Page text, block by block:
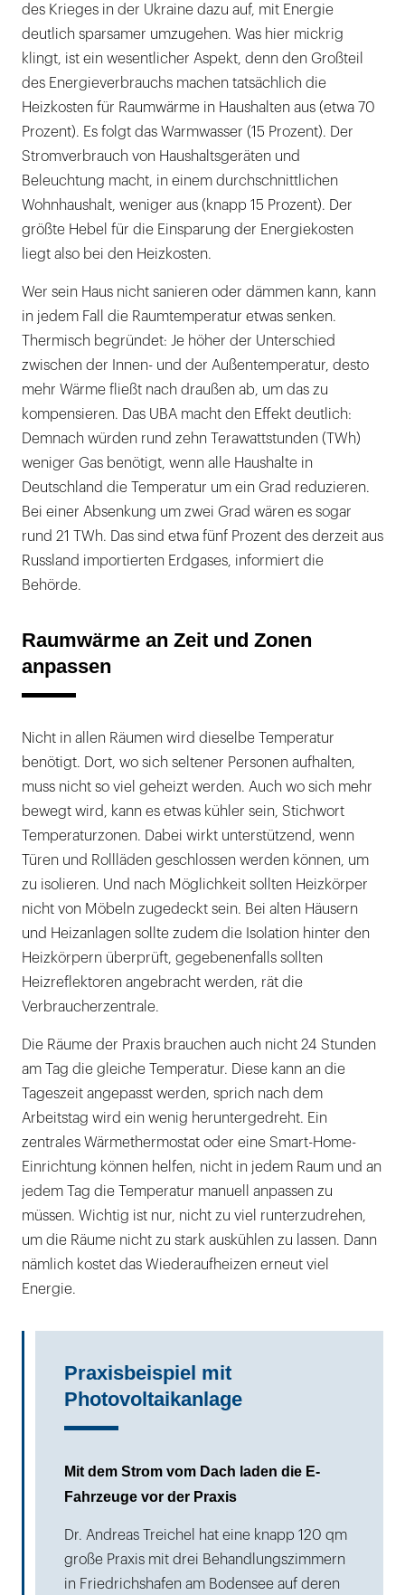
des Krieges in der Ukraine dazu auf, mit Energie
deutlich sparsamer umzugehen. Was hier mickrig
klingt, ist ein wesentlicher Aspekt, denn den Großteil
des Energieverbrauchs machen tatsächlich die
Heizkosten für Raumwärme in Haushalten aus (etwa 70
Prozent). Es folgt das Warmwasser (15 Prozent). Der
Stromverbrauch von Haushaltsgeräten und
Beleuchtung macht, in einem durchschnittlichen
Wohnhaushalt, weniger aus (knapp 15 Prozent). Der
größte Hebel für die Einsparung der Energiekosten
liegt also bei den Heizkosten.
Wer sein Haus nicht sanieren oder dämmen kann, kann
in jedem Fall die Raumtemperatur etwas senken.
Thermisch begründet: Je höher der Unterschied
zwischen der Innen- und der Außentemperatur, desto
mehr Wärme fließt nach draußen ab, um das zu
kompensieren. Das UBA macht den Effekt deutlich:
Demnach würden rund zehn Terawattstunden (TWh)
weniger Gas benötigt, wenn alle Haushalte in
Deutschland die Temperatur um ein Grad reduzieren.
Bei einer Absenkung um zwei Grad wären es sogar
rund 21 TWh. Das sind etwa fünf Prozent des derzeit aus
Russland importierten Erdgases, informiert die
Behörde.
Raumwärme an Zeit und Zonen
anpassen
Nicht in allen Räumen wird dieselbe Temperatur
benötigt. Dort, wo sich seltener Personen aufhalten,
muss nicht so viel geheizt werden. Auch wo sich mehr
bewegt wird, kann es etwas kühler sein, Stichwort
Temperaturzonen. Dabei wirkt unterstützend, wenn
Türen und Rollläden geschlossen werden können, um
zu isolieren. Und nach Möglichkeit sollten Heizkörper
nicht von Möbeln zugedeckt sein. Bei alten Häusern
und Heizanlagen sollte zudem die Isolation hinter den
Heizkörpern überprüft, gegebenenfalls sollten
Heizreflektoren angebracht werden, rät die
Verbraucherzentrale.
Die Räume der Praxis brauchen auch nicht 24 Stunden
am Tag die gleiche Temperatur. Diese kann an die
Tageszeit angepasst werden, sprich nach dem
Arbeitstag wird ein wenig heruntergedreht. Ein
zentrales Wärmethermostat oder eine Smart-Home-
Einrichtung können helfen, nicht in jedem Raum und an
jedem Tag die Temperatur manuell anpassen zu
müssen. Wichtig ist nur, nicht zu viel runterzudrehen,
um die Räume nicht zu stark auskühlen zu lassen. Dann
nämlich kostet das Wiederaufheizen erneut viel
Energie.
Praxisbeispiel mit
Photovoltaikanlage
Mit dem Strom vom Dach laden die E-
Fahrzeuge vor der Praxis
Dr. Andreas Treichel hat eine knapp 120 qm
große Praxis mit drei Behandlungszimmern
in Friedrichshafen am Bodensee auf deren